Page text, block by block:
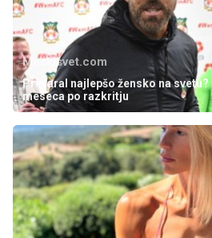
Moskisvet.com
Prevaral najlepšo žensko na svetu?
meseca po razkritju